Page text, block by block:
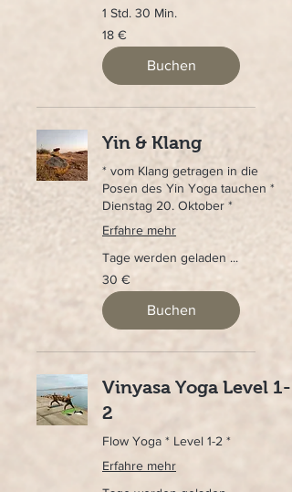
1 Std. 30 Min.
18
Euro
18 €
Buchen
Yin & Klang
* vom Klang getragen in die
Posen des Yin Yoga tauchen *
Dienstag 20. Oktober *
Erfahre mehr
Tage werden geladen ...
30
Euro
30 €
Buchen
Vinyasa Yoga Level 1-
2
Flow Yoga * Level 1-2 *
Erfahre mehr